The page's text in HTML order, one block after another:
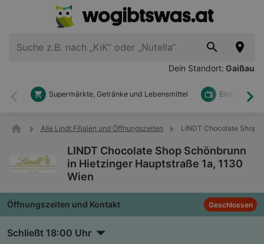
Dein Standort: Gaißau
Zurück
Supermärkte, Getränke und Lebensmittel Elektronik
Alle Lindt Filialen und Öffnungszeiten LINDT Chocolate Shop
LINDT Chocolate Shop Schönbrunn
in Hietzinger Hauptstraße 1a, 1130
Wien
Öffnungszeiten und Kontakt Geschlossen
Schließt 18:00 Uhr